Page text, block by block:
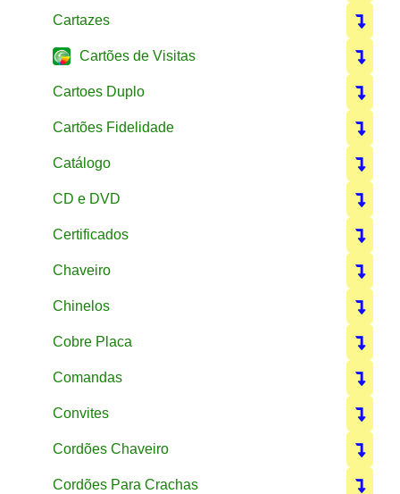
Cartazes
Cartões de Visitas
Cartoes Duplo
Cartões Fidelidade
Catálogo
CD e DVD
Certificados
Chaveiro
Chinelos
Cobre Placa
Comandas
Convites
Cordões Chaveiro
Cordões Para Crachas